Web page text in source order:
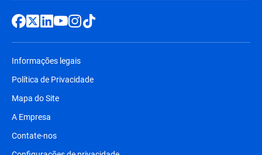
Informações legais
Política de Privacidade
Mapa do Site
A Empresa
Contate-nos